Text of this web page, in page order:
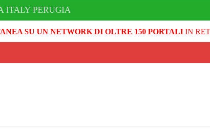
ITALY PERUGIA
SU UN NETWORK DI OLTRE 150 PORTALIIN